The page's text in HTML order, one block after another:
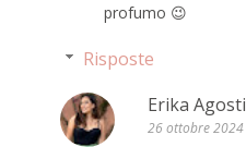
profumo 😉
Risposte
Erika
26 ottobre